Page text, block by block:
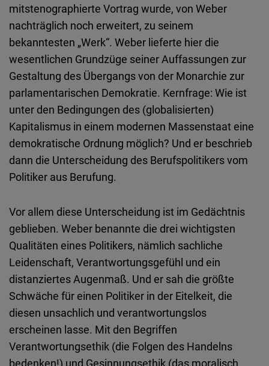
mitstenographierte Vortrag wurde, von Weber
nachträglich noch erweitert, zu seinem
bekanntesten „Werk“. Weber lieferte hier die
wesentlichen Grundzüge seiner Auffassungen zur
Gestaltung des Übergangs von der Monarchie zur
parlamentarischen Demokratie. Kernfrage: Wie ist
unter den Bedingungen des (globalisierten)
Kapitalismus in einem modernen Massenstaat eine
demokratische Ordnung möglich? Und er beschrieb
dann die Unterscheidung des Berufspolitikers vom
Politiker aus Berufung.
Vor allem diese Unterscheidung ist im Gedächtnis
geblieben. Weber benannte die drei wichtigsten
Qualitäten eines Politikers, nämlich sachliche
Leidenschaft, Verantwortungsgefühl und ein
distanziertes Augenmaß. Und er sah die größte
Schwäche für einen Politiker in der Eitelkeit, die
diesen unsachlich und verantwortungslos
erscheinen lasse. Mit den Begriffen
Verantwortungsethik (die Folgen des Handelns
bedenken!) und Gesinnungsethik (das moralisch